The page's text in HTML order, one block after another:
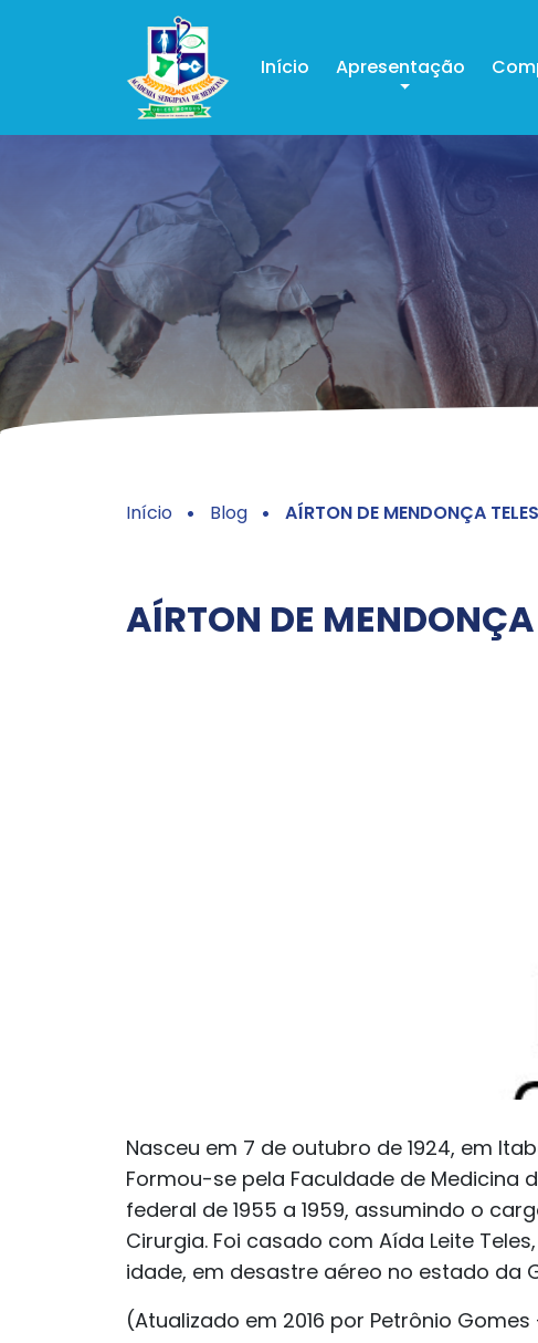
Início Apresentação
Início Blog AÍRTON DE MENDONÇA TELES
AÍRTON DE MENDONÇA
Nasceu em 7 de outubro de 1924, em
Formou-se pela Faculdade de Medicina
federal de 1955 a 1959, assumindo o
Cirurgia. Foi casado com Aída Leite
idade, em desastre aéreo no estado da
(Atualizado em 2016 por Petrônio Gomes